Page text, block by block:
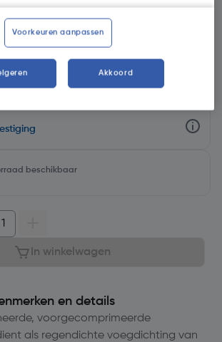
btw € 0,37€ 0,06/m
beschikbaar
In winkelwagen
en details
voorgecomprimeerde
als regendichte voegdichting van
Voorkeuren aanpassen
Akkoord